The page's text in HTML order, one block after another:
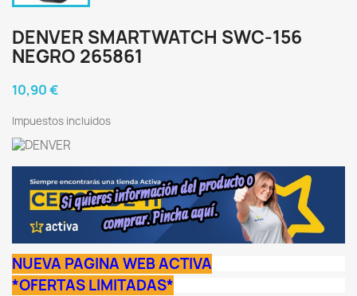
DENVER SMARTWATCH SWC-156
NEGRO 265861
10,90 €
Impuestos incluidos
NUEVA PAGINA WEB ACTIVA
*OFERTAS LIMITADAS*